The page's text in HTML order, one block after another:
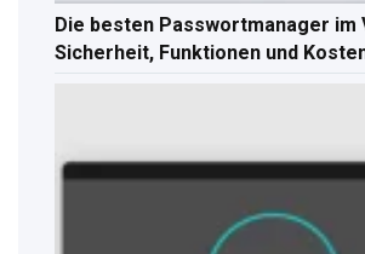
Die besten Passwortmanager im
Sicherheit, Funktionen und